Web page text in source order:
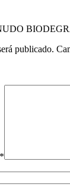
publicado.
*